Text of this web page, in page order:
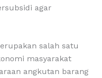
agar
salah satu
masyarakat
angkutan barang